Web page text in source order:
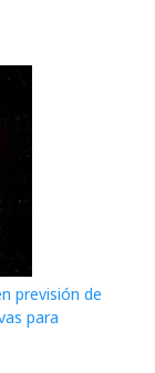
previsión de
para